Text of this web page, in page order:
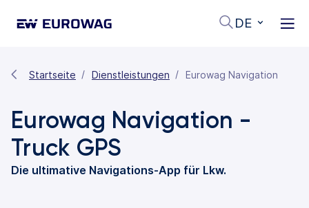
DE
Startseite Dienstleistungen Eurowag Navigation
Eurowag Navigation -
Truck GPS
Die ultimative Navigations-App für Lkw.